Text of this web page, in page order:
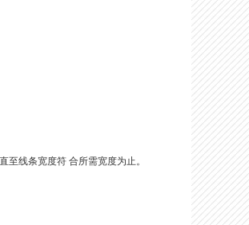
线条宽度符 合所需宽度为止。